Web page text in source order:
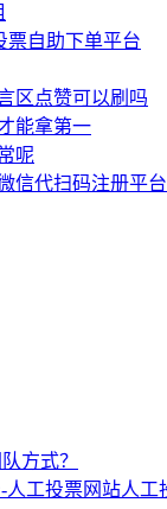
票自助下单平台
区点赞可以刷吗
能拿第一
呢
信代扫码注册平
方式？
工投票网站人工